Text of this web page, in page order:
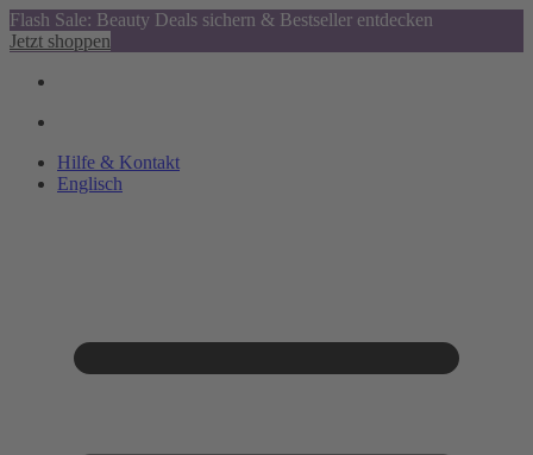
Flash Sale: Beauty Deals sichern & Bestseller entdecken
Jetzt shoppen
Hilfe & Kontakt
Englisch